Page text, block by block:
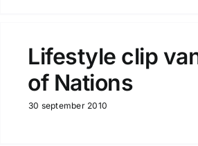
Lifestyle clip
of Nations
30 september 2010